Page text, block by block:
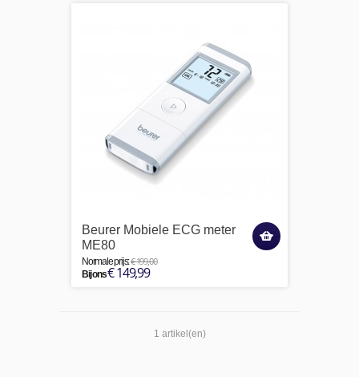
Beurer Mobiele ECG meter
ME80
Normale prijs:€ 199,00
Bij ons€ 149,99
1 artikel(en)